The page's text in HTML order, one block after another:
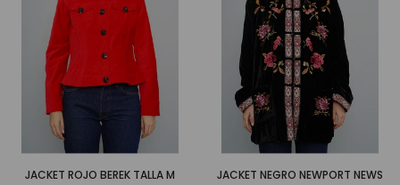
JACKET ROJO BEREK TALLA M
JACKET NEGRO NEWPORT NEWS